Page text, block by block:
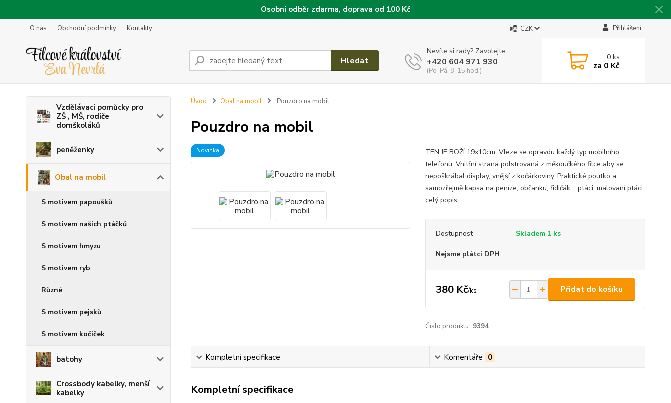
Osobní odběr zdarma, doprava od 100 Kč
O nás Obchodní podmínky Kontakty CZK Přihlášení
Hledat
Nevíte si rady? Zavolejte.
+420 604 971 930
(Po-Pá, 8-15 hod.)
0ks
za 0 Kč
Vzdělávací pomůcky pro
ZŠ , MŠ, rodiče
domškoláků
peněženky
Obal na mobil
S motivem papoušků
S motivem našich ptáčků
S motivem hmyzu
S motivem ryb
Různé
S motivem pejsků
S motivem kočiček
batohy
Crossbody kabelky, menší
kabelky
Úvod Obal na mobil Pouzdro na mobil
Pouzdro na mobil
Novinka
TEN JE BOŽÍ 19x10cm. Vleze se opravdu každý typ mobilního
telefonu. Vnitřní strana polstrovaná z měkoučkého filce aby se
nepoškrábal display, vnější z kočárkoviny. Praktické poutko a
samozřejmě kapsa na peníze, občanku, řidičák. ptáci, malovaní ptáci
celý popis
Dostupnost Skladem 1 ks
Nejsme plátci DPH
380 Kč/ks Přidat do košíku
Číslo produktu: 9394
Kompletní specifikace Komentáře 0
Kompletní specifikace